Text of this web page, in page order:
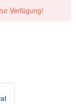
Verfügung!